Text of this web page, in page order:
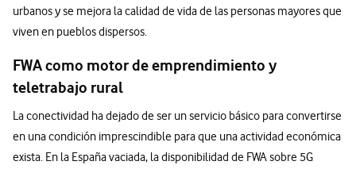
urbanos y se mejora la calidad de vida de las personas mayores que
viven en pueblos dispersos.
FWA como motor de emprendimiento y
teletrabajo rural
La conectividad ha dejado de ser un servicio básico para convertirse
en una condición imprescindible para que una actividad económica
exista. En la España vaciada, la disponibilidad de FWA sobre 5G